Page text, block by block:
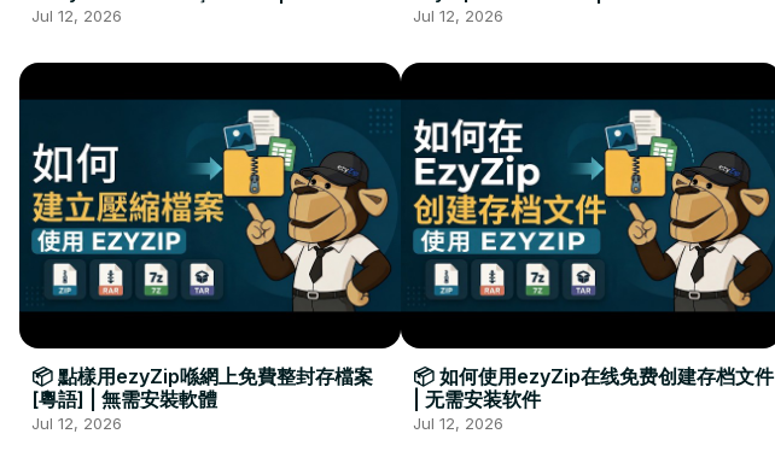
Kurulumu Gerekmez
Jul 12, 2026
Installation Required
Jul 12, 2026
📦 點樣用ezyZip喺網上免費整封存檔案
[粵語] | 無需安裝軟體
Jul 12, 2026
📦 如何使用ezyZip在线免费创建存档文件
| 无需安装软件
Jul 12, 2026